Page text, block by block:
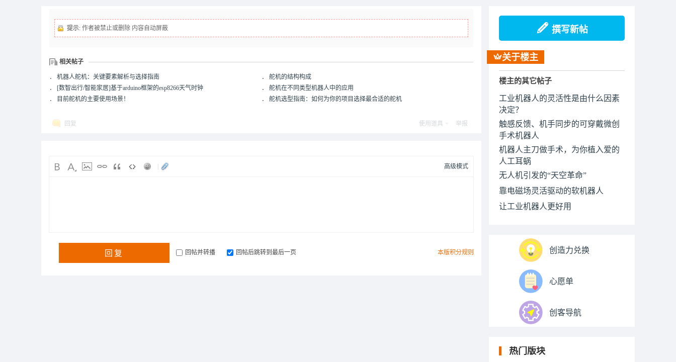
提示: 作者被禁止或删除 内容自动屏蔽
相关帖子
． 机器人舵机：关键要素解析与选择指南 ． 舵机的结构构成
． [数智出行/智能家居]基于arduino框架的esp8266天气时钟 ． 舵机在不同类型机器人中的应用
．
目前舵机的主要使用场景！ ． 舵机选型指南：如何为你的项目选择最合适的舵机
回复 使用道具 举报
高级模式
本版积分规则
回复 回帖并转播 回帖后跳转到最后一页
撰写新帖
关于楼主
楼主的其它帖子
工业机器人的灵活性是由什么因素
决定？
触感反馈、机手同步的可穿戴微创
手术机器人
机器人主刀做手术，为你植入爱的
人工耳蜗
无人机引发的“天空革命”
靠电磁场灵活驱动的软机器人
让工业机器人更好用
创造力兑换
心愿单
创客导航
热门版块